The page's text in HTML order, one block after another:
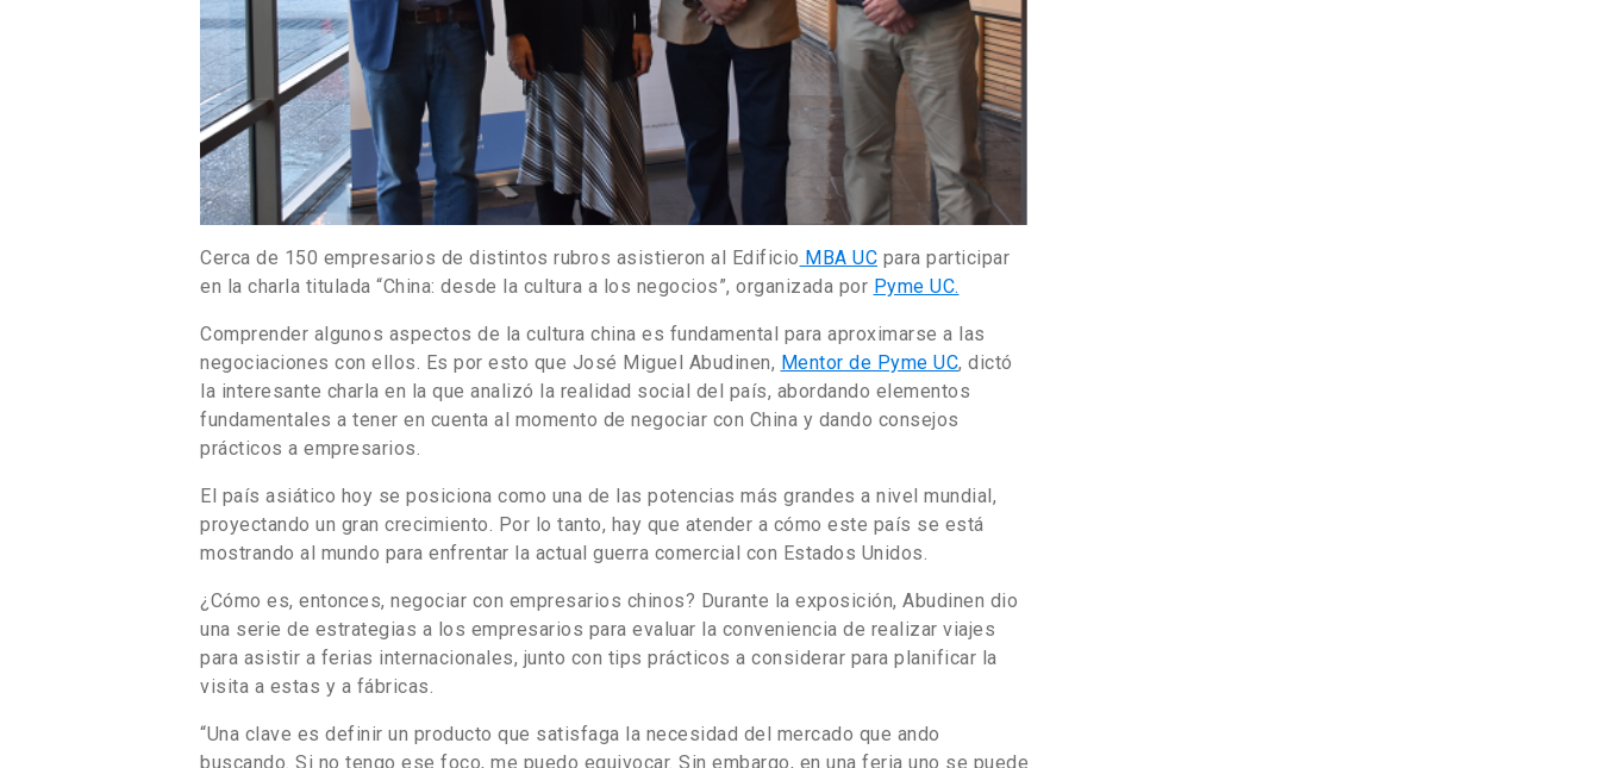
Cerca de 150 empresarios de distintos rubros asistieron al Edificio MBA UC para participar
en la charla titulada “China: desde la cultura a los negocios”, organizada por Pyme UC.
Comprender algunos aspectos de la cultura china es fundamental para aproximarse a las
negociaciones con ellos. Es por esto que José Miguel Abudinen, Mentor de Pyme UC, dictó
la interesante charla en la que analizó la realidad social del país, abordando elementos
fundamentales a tener en cuenta al momento de negociar con China y dando consejos
prácticos a empresarios.
El país asiático hoy se posiciona como una de las potencias más grandes a nivel mundial,
proyectando un gran crecimiento. Por lo tanto, hay que atender a cómo este país se está
mostrando al mundo para enfrentar la actual guerra comercial con Estados Unidos.
¿Cómo es, entonces, negociar con empresarios chinos? Durante la exposición, Abudinen dio
una serie de estrategias a los empresarios para evaluar la conveniencia de realizar viajes
para asistir a ferias internacionales, junto con tips prácticos a considerar para planificar la
visita a estas y a fábricas.
“Una clave es definir un producto que satisfaga la necesidad del mercado que ando
buscando. Si no tengo ese foco, me puedo equivocar. Sin embargo, en una feria uno se puede